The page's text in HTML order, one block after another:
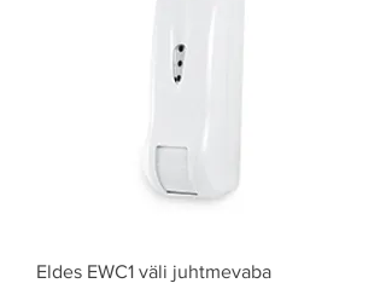
Eldes EWC1 väli juhtmevaba